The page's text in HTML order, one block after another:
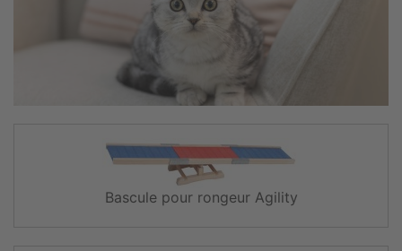
Bascule pour rongeur Agility